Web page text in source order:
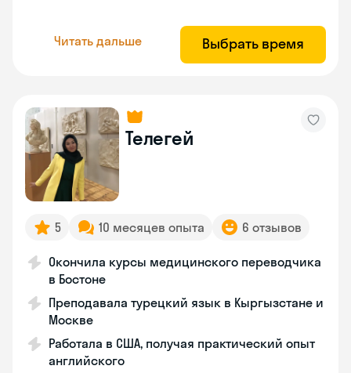
Читать дальше Выбрать время
Телегей
5 10 месяцев опыта 6 отзывов
Окончила курсы медицинского переводчика
в Бостоне
Преподавала турецкий язык в Кыргызстане и
Москве
Работала в США, получая практический опыт
английского